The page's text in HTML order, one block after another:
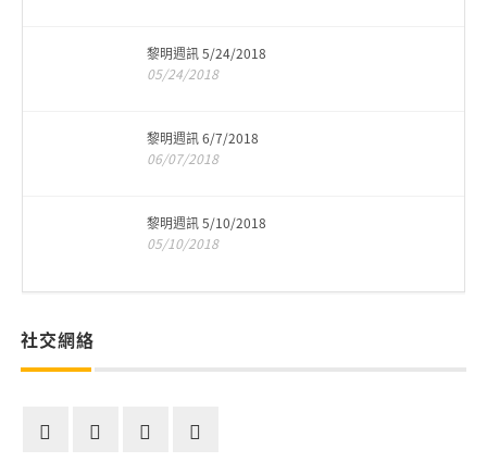
黎明週訊 5/24/2018
05/24/2018
黎明週訊 6/7/2018
06/07/2018
黎明週訊 5/10/2018
05/10/2018
社交網絡